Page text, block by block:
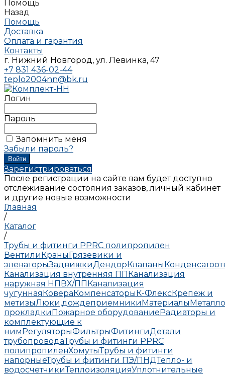
Помощь
Назад
Помощь
Доставка
Оплата и гарантия
Контакты
г. Нижний Новгород, ул. Левинка, 47
+7 831 436-02-44
teplo2004nn@bk.ru
Логин
Пароль
Запомнить меня
Забыли пароль?
Зарегистрироваться
После регистрации на сайте вам будет доступно
отслеживание состояния заказов, личный кабинет
и другие новые возможности
Главная
/
Каталог
/
Трубы и фитинги PPRC полипропилен
ВентилиКраныГрязевики и
элеваторыЗадвижкиДендорКлапаны
Канализация внутренняя ППКанализация
наружная НПВХ/ППКанализация
чугуннаяКовераКомпенсаторыК-ФлексКрепеж и
метизыЛюки,дождеприемникиМатериалы
прокладкиПожарное оборудованиеРадиаторы и
комплектующие к
нимРегуляторыФильтрыФитингиДетали
трубопроводаТрубы и фитинги PPRC
полипропиленХомутыТрубы и фитинги
напорныеТрубы и фитинги ПЭ/ПНДТепло- и
водосчетчикиТеплоизоляцияУплотнительные